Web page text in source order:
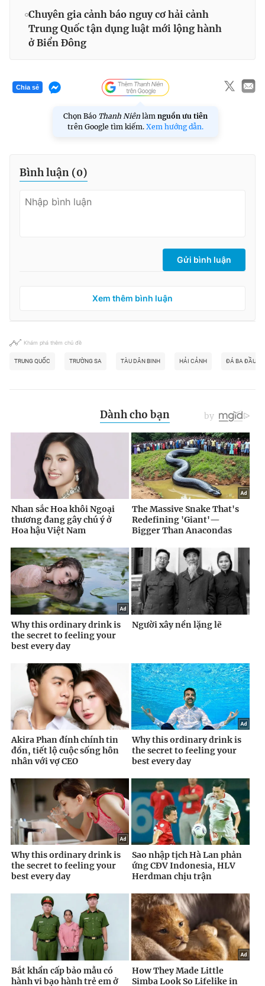
Chuyên gia cảnh báo nguy cơ hải cảnh
Trung Quốc tận dụng luật mới lộng hành
ở Biển Đông
Chia sẻ
Chọn Báo Thanh Niên làm nguồn ưu tiên
trên Google tìm kiếm. Xem hướng dẫn.
Bình luận (0)
Gửi bình luận
Xem thêm bình luận
Khám phá thêm chủ đề
TRUNG QUỐC TRƯỜNG SA TÀU DÂN BINH HẢI CẢNH ĐÁ BA ĐẦU